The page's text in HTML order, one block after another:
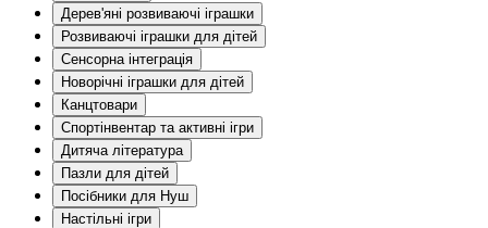
Дерев'яні розвиваючі іграшки
Розвиваючі іграшки для дітей
Сенсорна інтеграція
Новорічні іграшки для дітей
Канцтовари
Спортінвентар та активні ігри
Дитяча література
Пазли для дітей
Посібники для Нуш
Настільні ігри